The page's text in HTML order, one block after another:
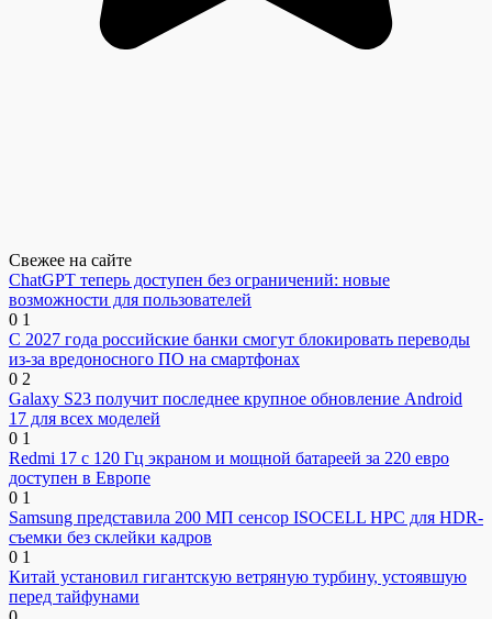
Свежее на сайте
ChatGPT теперь доступен без ограничений: новые
возможности для пользователей
0 1
С 2027 года российские банки смогут блокировать переводы
из-за вредоносного ПО на смартфонах
0 2
Galaxy S23 получит последнее крупное обновление Android
17 для всех моделей
0 1
Redmi 17 с 120 Гц экраном и мощной батареей за 220 евро
доступен в Европе
0 1
Samsung представила 200 МП сенсор ISOCELL HPC для HDR-
съемки без склейки кадров
0 1
Китай установил гигантскую ветряную турбину, устоявшую
перед тайфунами